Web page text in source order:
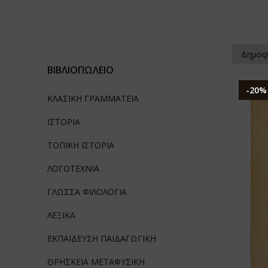
ΒΙΒΛΙΟΠΩΛΕΙΟ
ΚΛΑΣΙΚΗ ΓΡΑΜΜΑΤΕΙΑ
ΙΣΤΟΡΙΑ
ΤΟΠΙΚΗ ΙΣΤΟΡΙΑ
ΛΟΓΟΤΕΧΝΙΑ
ΓΛΩΣΣΑ ΦΙΛΟΛΟΓΙΑ
ΛΕΞΙΚΑ
ΕΚΠΑΙΔΕΥΣΗ ΠΑΙΔΑΓΩΓΙΚΗ
ΘΡΗΣΚΕΙΑ ΜΕΤΑΦΥΣΙΚΗ
-20%